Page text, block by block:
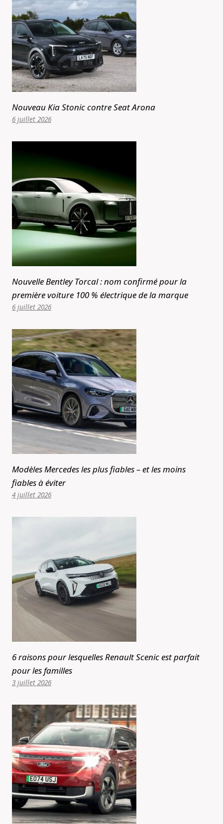
Nouveau Kia Stonic contre Seat Arona
6 juillet 2026
Nouvelle Bentley Torcal : nom confirmé pour la
première voiture 100 % électrique de la marque
6 juillet 2026
Modèles Mercedes les plus fiables – et les moins
fiables à éviter
4 juillet 2026
6 raisons pour lesquelles Renault Scenic est parfait
pour les familles
3 juillet 2026